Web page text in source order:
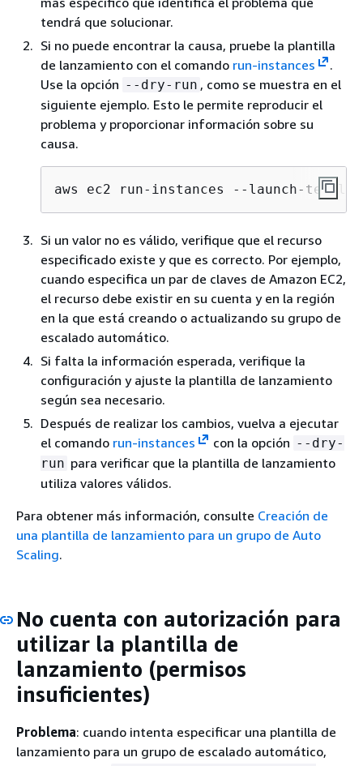
tendrá que solucionar.
Si no puede encontrar la causa, pruebe la plantilla
de lanzamiento con el comando run-instances
.
Use la opción --dry-run , como se muestra en el
siguiente ejemplo. Esto le permite reproducir el
problema y proporcionar información sobre su
causa.
aws ec2 run-instances --launch-template
Si un valor no es válido, verifique que el recurso
especificado existe y que es correcto. Por ejemplo,
cuando especifica un par de claves de Amazon EC2,
el recurso debe existir en su cuenta y en la región
en la que está creando o actualizando su grupo de
escalado automático.
Si falta la información esperada, verifique la
configuración y ajuste la plantilla de lanzamiento
según sea necesario.
Después de realizar los cambios, vuelva a ejecutar
el comando run-instances con la opción --dry-
run para verificar que la plantilla de lanzamiento
utiliza valores válidos.
Para obtener más información, consulte Creación de
una plantilla de lanzamiento para un grupo de Auto
Scaling.
No cuenta con autorización para
utilizar la plantilla de
lanzamiento (permisos
insuficientes)
Problema: cuando intenta especificar una plantilla de
lanzamiento para un grupo de escalado automático,